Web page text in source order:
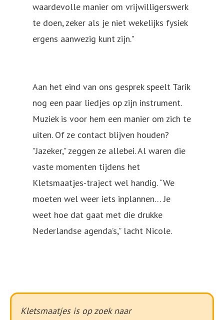
waardevolle manier om vrijwilligerswerk
te doen, zeker als je niet wekelijks fysiek
ergens aanwezig kunt zijn."
Aan het eind van ons gesprek speelt Tarik
nog een paar liedjes op zijn instrument.
Muziek is voor hem een manier om zich te
uiten. Of ze contact blijven houden?
"Jazeker," zeggen ze allebei. Al waren die
vaste momenten tijdens het
Kletsmaatjes-traject wel handig. “We
moeten wel weer iets inplannen… Je
weet hoe dat gaat met die drukke
Nederlandse agenda’s,” lacht Nicole.
Kletsmaatjes is op zoek naar